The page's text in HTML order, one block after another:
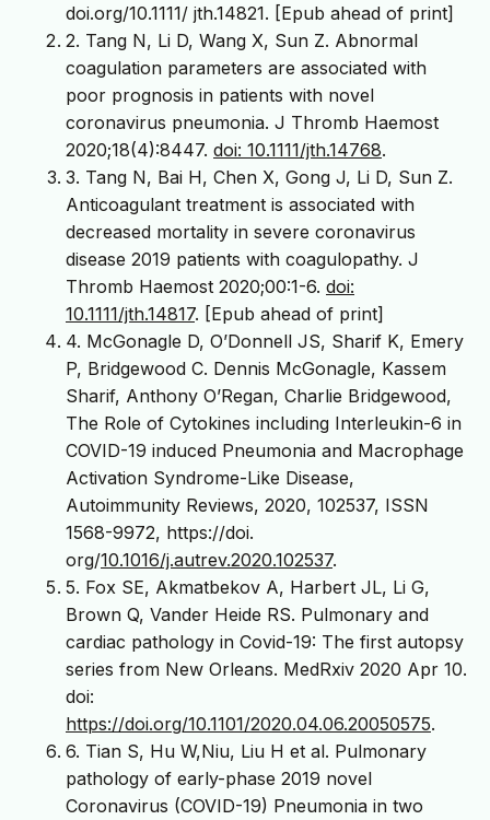
doi.org/10.1111/ jth.14821. [Epub ahead of print]
2. Tang N, Li D, Wang X, Sun Z. Abnormal
coagulation parameters are associated with
poor prognosis in patients with novel
coronavirus pneumonia. J Thromb Haemost
2020;18(4):8447. doi: 10.1111/jth.14768.
3. Tang N, Bai H, Chen X, Gong J, Li D, Sun Z.
Anticoagulant treatment is associated with
decreased mortality in severe coronavirus
disease 2019 patients with coagulopathy. J
Thromb Haemost 2020;00:1-6. doi:
10.1111/jth.14817. [Epub ahead of print]
4. McGonagle D, O’Donnell JS, Sharif K, Emery
P, Bridgewood C. Dennis McGonagle, Kassem
Sharif, Anthony O’Regan, Charlie Bridgewood,
The Role of Cytokines including Interleukin-6 in
COVID-19 induced Pneumonia and Macrophage
Activation Syndrome-Like Disease,
Autoimmunity Reviews, 2020, 102537, ISSN
1568-9972, https://doi.
org/10.1016/j.autrev.2020.102537.
5. Fox SE, Akmatbekov A, Harbert JL, Li G,
Brown Q, Vander Heide RS. Pulmonary and
cardiac pathology in Covid-19: The first autopsy
series from New Orleans. MedRxiv 2020 Apr 10.
doi:
https://doi.org/10.1101/2020.04.06.20050575.
6. Tian S, Hu W,Niu, Liu H et al. Pulmonary
pathology of early-phase 2019 novel
Coronavirus (COVID-19) Pneumonia in two